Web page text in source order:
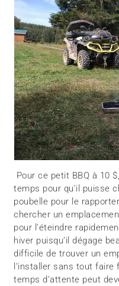
Pour ce petit BBQ à 10
temps pour qu’il puisse
poubelle pour le
chercher un
pour l’éteindre
hiver puisqu’il dégage
difficile de trouver un
l’installer sans tout faire
temps d’attente peut